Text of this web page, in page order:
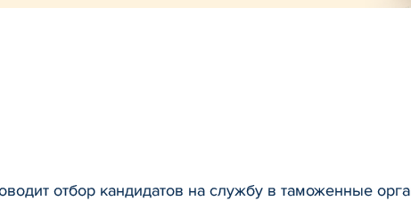
отбор кандидатов на службу в таможенные